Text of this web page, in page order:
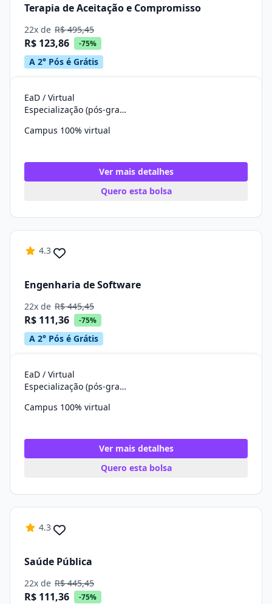
Terapia de Aceitação e Compromisso
22x de R$ 495,45
R$ 123,86 -75%
A 2° Pós é Grátis
EaD / Virtual
Especialização (pós-graduação)
Campus 100% virtual
Ver mais detalhes
Quero esta bolsa
4.3
Engenharia de Software
22x de R$ 445,45
R$ 111,36 -75%
A 2° Pós é Grátis
EaD / Virtual
Especialização (pós-graduação)
Campus 100% virtual
Ver mais detalhes
Quero esta bolsa
4.3
Saúde Pública
22x de R$ 445,45
R$ 111,36 -75%